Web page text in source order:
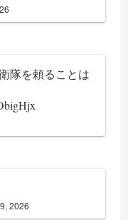
隊を頼ることは
2026